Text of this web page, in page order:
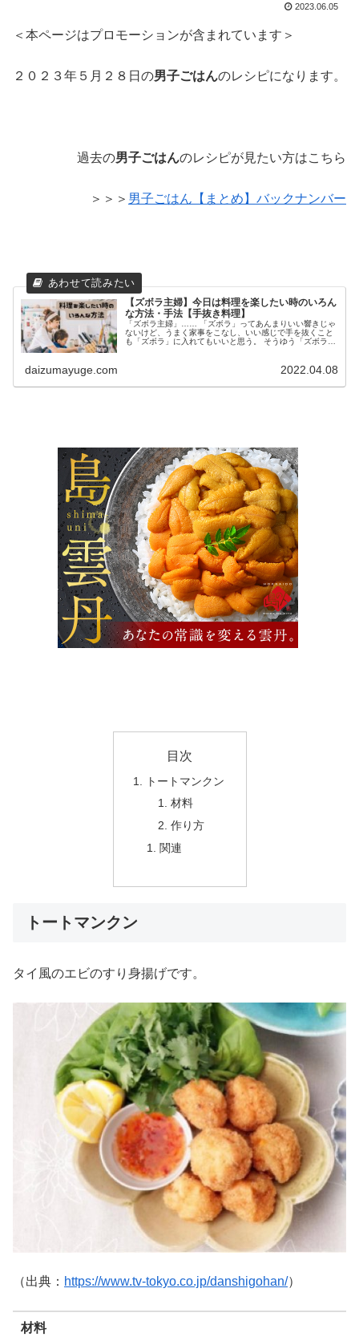
2023.06.05
＜本ページはプロモーションが含まれています＞
２０２３年５月２８日の男子ごはんのレシピになります。
過去の男子ごはんのレシピが見たい方はこちら
＞＞＞ 男子ごはん【まとめ】バックナンバー
【ズボラ主婦】今日は料理を楽したい時のいろん
な方法・手法【手抜き料理】
「ズボラ主婦」…… 「ズボラ」ってあんまりいい響きじゃ
ないけど、うまく家事をこなし、いい感じで手を抜くこと
も「ズボラ」に入れてもいいと思う。 そうゆう「ズボラ主
daizumayuge.com 2022.04.08
目次
トートマンクン
材料
作り方
関連
トートマンクン
タイ風のエビのすり身揚げです。
（出典： https://www.tv-tokyo.co.jp/danshigohan/）
材料